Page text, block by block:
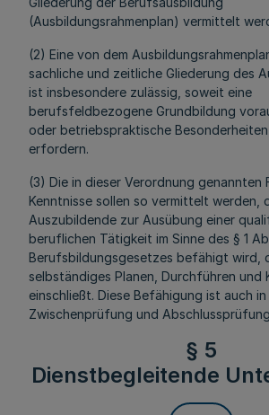
(Ausbildungsrahmenplan) vermittelt
(2) Eine von dem
sachliche und zeitliche Gliederung des
ist insbesondere zulässig, soweit eine
berufsfeldbezogene Grundbildung
oder betriebspraktische
erfordern.
(3) Die in dieser Verordnung genannten
Kenntnisse sollen so vermittelt werden,
Auszubildende zur Ausübung einer
beruflichen Tätigkeit im Sinne des § 1
Berufsbildungsgesetzes befähigt wird,
selbständiges Planen, Durchführen und
einschließt. Diese Befähigung ist auch
Zwischenprüfung und
§ 5
Dienstbegleitende